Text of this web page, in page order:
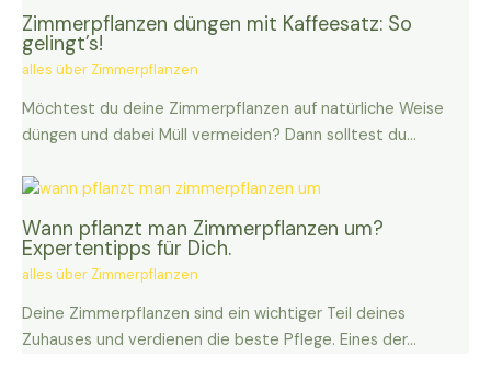
Zimmerpflanzen düngen mit Kaffeesatz: So
gelingt’s!
alles über Zimmerpflanzen
Möchtest du deine Zimmerpflanzen auf natürliche Weise
düngen und dabei Müll vermeiden? Dann solltest du…
Wann pflanzt man Zimmerpflanzen um?
Expertentipps für Dich.
alles über Zimmerpflanzen
Deine Zimmerpflanzen sind ein wichtiger Teil deines
Zuhauses und verdienen die beste Pflege. Eines der…